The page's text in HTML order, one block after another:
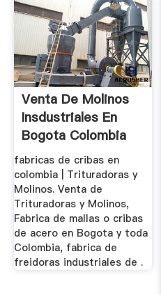
Venta De Molinos
Insdustriales En
Bogota Colombia
fabricas de cribas en
colombia | Trituradoras y
Molinos. Venta de
Trituradoras y Molinos,
Fabrica de mallas o cribas
de acero en Bogota y toda
Colombia, fabrica de
freidoras industriales de .